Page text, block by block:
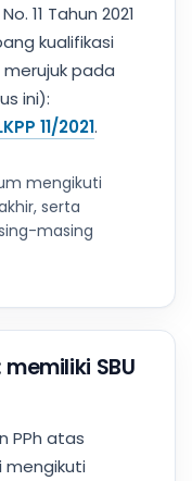
11 Tahun 2021
kualifikasi
pada
ini):
11/2021.
mengikuti
serta
masing
SBU
PPh atas
mengikuti